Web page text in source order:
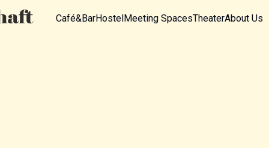
Café&BarHostelMeeting SpacesTheaterAbout Us